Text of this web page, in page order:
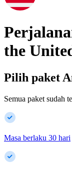
the
Pilih paket
Semua paket sudah
Masa berlaku 30 hari